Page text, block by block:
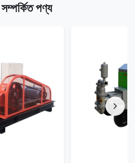
সম্পর্কিত পণ্য